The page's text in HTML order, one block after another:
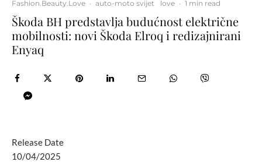
Fashion.Beauty.Love · auto-moto svijet love · 1 min read
Škoda BH predstavlja budućnost električne
mobilnosti: novi Škoda Elroq i redizajnirani
Enyaq
Release Date
10/04/2025